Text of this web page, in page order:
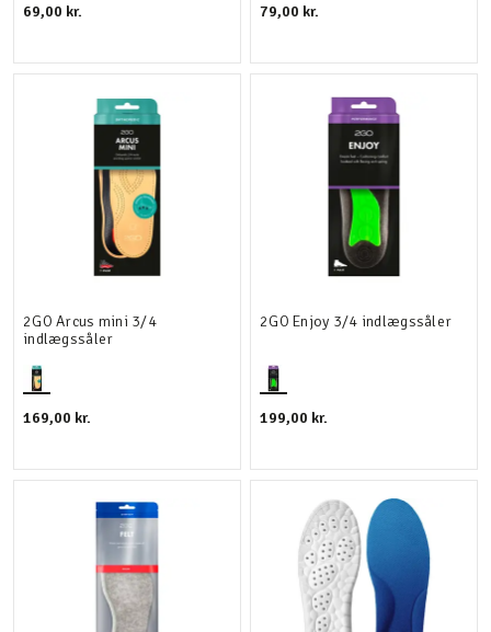
69,00 kr. 79,00 kr.
2GO Arcus mini 3/4
indlægssåler
169,00 kr.
2GO Enjoy 3/4 indlægssåler
199,00 kr.